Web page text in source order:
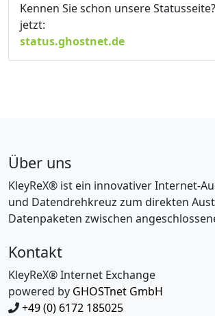
Kennen Sie schon unsere
jetzt:
status.ghostnet.de
Über uns
KleyReX® ist ein innovativer Internet-
und Datendrehkreuz zum direkten
Datenpaketen zwischen
Kontakt
KleyReX® Internet Exchange
powered by GHOSTnet GmbH
+49 (0) 6172 185025